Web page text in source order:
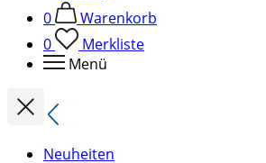
0
Warenkorb
0
Merkliste
Menü
Neuheiten